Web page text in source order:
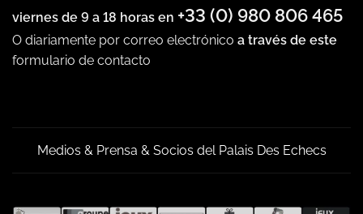
viernes de 9 a 18 horas en +33 (0) 980 806 465
O diariamente por correo electrónico a través de este
formulario de contacto
Medios & Prensa & Socios del Palais Des Echecs